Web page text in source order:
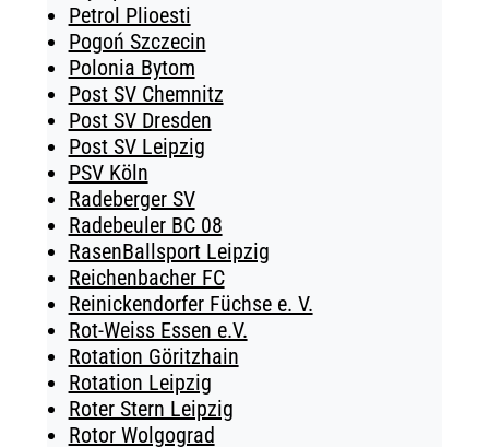
Petrol Plioesti
Pogoń Szczecin
Polonia Bytom
Post SV Chemnitz
Post SV Dresden
Post SV Leipzig
PSV Köln
Radeberger SV
Radebeuler BC 08
RasenBallsport Leipzig
Reichenbacher FC
Reinickendorfer Füchse e. V.
Rot-Weiss Essen e.V.
Rotation Göritzhain
Rotation Leipzig
Roter Stern Leipzig
Rotor Wolgograd